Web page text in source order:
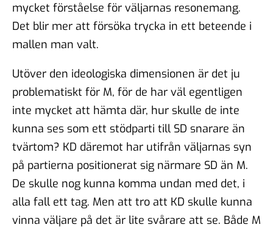
mycket förståelse för väljarnas resonemang.
Det blir mer att försöka trycka in ett beteende i
mallen man valt.
Utöver den ideologiska dimensionen är det ju
problematiskt för M, för de har väl egentligen
inte mycket att hämta där, hur skulle de inte
kunna ses som ett stödparti till SD snarare än
tvärtom? KD däremot har utifrån väljarnas syn
på partierna positionerat sig närmare SD än M.
De skulle nog kunna komma undan med det, i
alla fall ett tag. Men att tro att KD skulle kunna
vinna väljare på det är lite svårare att se. Både M